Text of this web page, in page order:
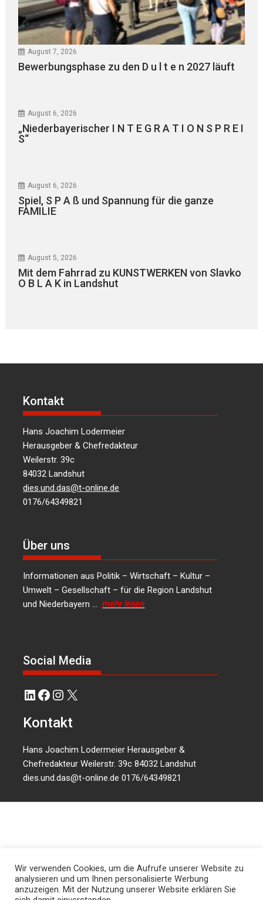
August 7, 2026
Bewerbungsphase zu den D u l t e n 2027 läuft
August 6, 2026
„Niederbayerischer I N T E G R A T I O N S P R E I
S“
August 6, 2026
Spiel, S P A ß und Spannung für die ganze
FAMILIE
August 5, 2026
Mit dem Fahrrad zu KUNSTWERKEN von Slavko
O B L A K in Landshut
Kontakt
Hans Joachim Lodermeier
Herausgeber & Chefredakteur
Weilerstr. 39c
84032 Landshut
dies.und.das@t-online.de
0176/64349821
Über uns
Informationen aus Politik – Wirtschaft – Kultur –
Umwelt – Gesellschaft – für die Region Landshut
und Niederbayern …mehr lesen
Social Media
LinkedIn
Facebook
Instagram
X
Kontakt
Hans Joachim Lodermeier Herausgeber &
Chefredakteur Weilerstr. 39c 84032 Landshut
dies.und.das@t-online.de 0176/64349821
Wir verwenden Cookies, um die Aufrufe unserer Website zu
analysieren und um Ihnen personalisierte Werbung
anzuzeigen. Mit der Nutzung unserer Website erklären Sie